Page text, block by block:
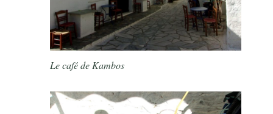
Le café de Kambos